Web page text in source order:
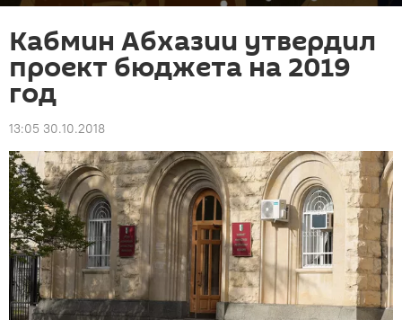
Кабмин Абхазии утвердил
проект бюджета на 2019
год
13:05 30.10.2018